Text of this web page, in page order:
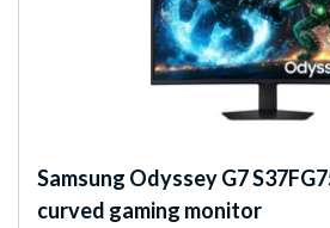
Samsung Odyssey G7
curved gaming monitor